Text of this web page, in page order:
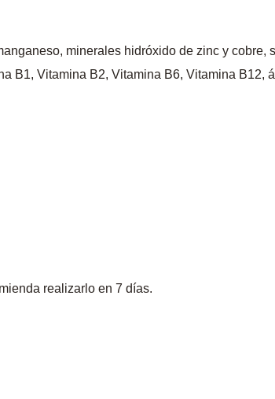
minerales hidróxido de zinc y cobre,
B1, Vitamina B2, Vitamina B6, Vitamina B12,
realizarlo en 7 días.